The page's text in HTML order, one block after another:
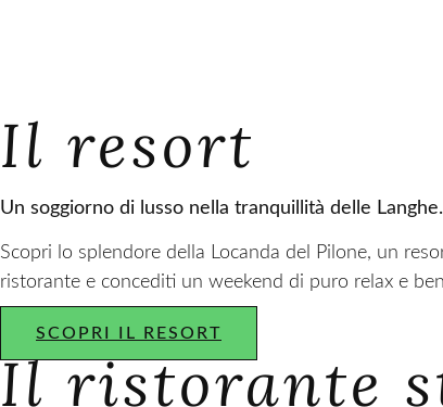
Il resort
Un soggiorno di lusso nella tranquillità delle Langhe.
Scopri lo splendore della Locanda del Pilone, un
ristorante e concediti un weekend di puro relax e
SCOPRI IL RESORT
Il ristorante